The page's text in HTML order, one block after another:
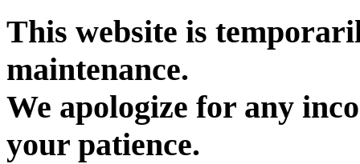
This website is
maintenance.
We apologize for any
your patience.